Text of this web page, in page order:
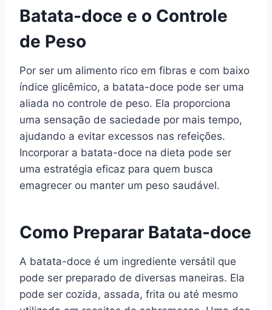
Batata-doce e o Controle
de Peso
Por ser um alimento rico em fibras e com baixo
índice glicêmico, a batata-doce pode ser uma
aliada no controle de peso. Ela proporciona
uma sensação de saciedade por mais tempo,
ajudando a evitar excessos nas refeições.
Incorporar a batata-doce na dieta pode ser
uma estratégia eficaz para quem busca
emagrecer ou manter um peso saudável.
Como Preparar Batata-doce
A batata-doce é um ingrediente versátil que
pode ser preparado de diversas maneiras. Ela
pode ser cozida, assada, frita ou até mesmo